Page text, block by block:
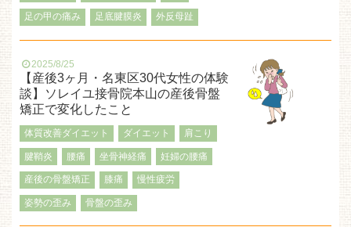
足の甲の痛み 足底腱膜炎 外反母趾
2025/8/25
【産後3ヶ月・名東区30代女性の体験
談】ソレイユ接骨院本山の産後骨盤
矯正で変化したこと
体質改善ダイエット ダイエット 肩こり
腱鞘炎 腰痛 坐骨神経痛 妊婦の腰痛
産後の骨盤矯正 膝痛 慢性疲労
姿勢の歪み 骨盤の歪み